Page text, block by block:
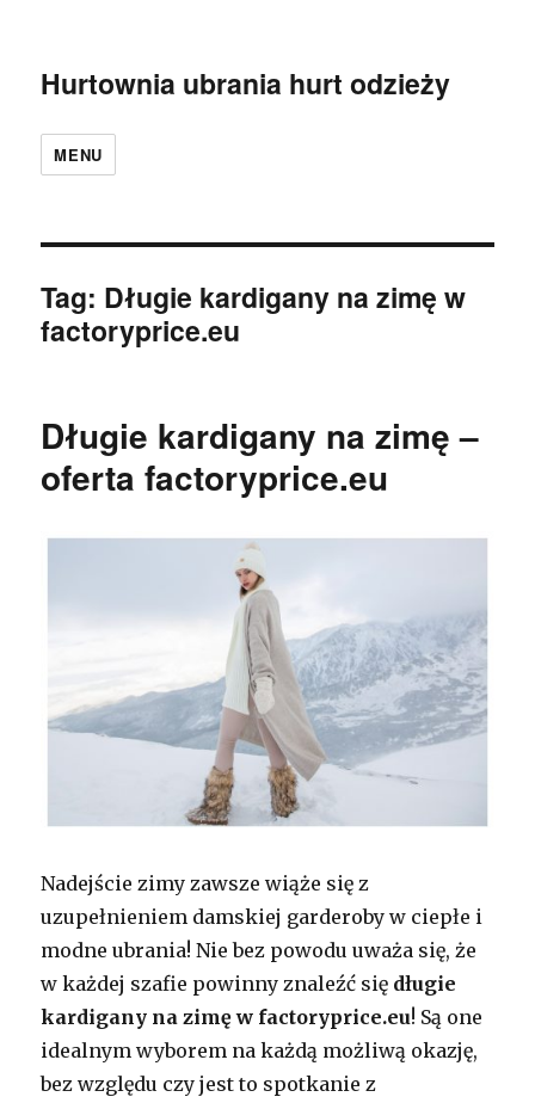
Hurtownia ubrania hurt odzieży
MENU
Tag: Długie kardigany na zimę w
factoryprice.eu
Długie kardigany na zimę –
oferta factoryprice.eu
Nadejście zimy zawsze wiąże się z
uzupełnieniem damskiej garderoby w ciepłe i
modne ubrania! Nie bez powodu uważa się, że
w każdej szafie powinny znaleźć się długie
kardigany na zimę w factoryprice.eu! Są one
idealnym wyborem na każdą możliwą okazję,
bez względu czy jest to spotkanie z